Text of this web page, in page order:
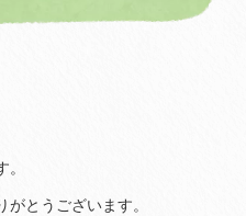
とうございます。